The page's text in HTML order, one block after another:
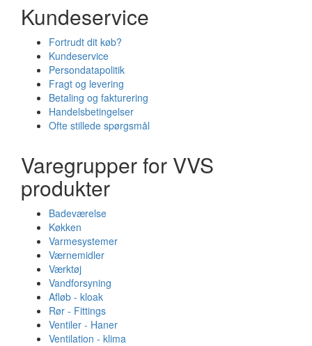
Kundeservice
Fortrudt dit køb?
Kundeservice
Persondatapolitik
Fragt og levering
Betaling og fakturering
Handelsbetingelser
Ofte stillede spørgsmål
Varegrupper for VVS
produkter
Badeværelse
Køkken
Varmesystemer
Værnemidler
Værktøj
Vandforsyning
Afløb - kloak
Rør - Fittings
Ventiler - Haner
Ventilation - klima